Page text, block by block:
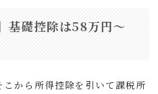
基礎控除は58万円〜
から所得控除を引いて課税所